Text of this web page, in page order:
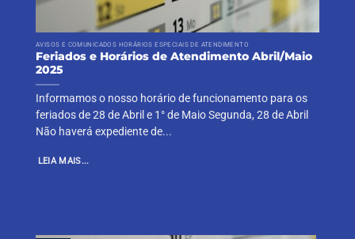
AVISOS E COMUNICADOS HORÁRIOS ESPECIAIS DE ATENDIMENTO
Feriados e Horários de Atendimento Abril/Maio
2025
Informamos o nosso horário de funcionamento para os
feriados de 28 de Abril e 1° de Maio Segunda, 28 de Abril
Não haverá expediente de...
LEIA MAIS...